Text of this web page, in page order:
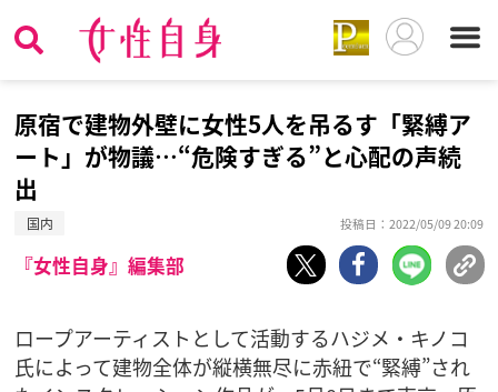
原宿で建物外壁に女性5人を吊るす「緊縛ア
ート」が物議…“危険すぎる”と心配の声続
出
国内 投稿日：2022/05/09 20:09
『女性自身』編集部
ロープアーティストとして活動するハジメ・キノコ
氏によって建物全体が縦横無尽に赤紐で“緊縛”され